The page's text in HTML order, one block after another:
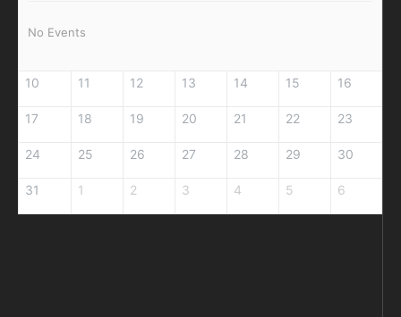
No Events
10 11 12 13 14 15 16
17 18 19 20 21 22 23
24 25 26 27 28 29 30
31 1 2 3 4 5 6